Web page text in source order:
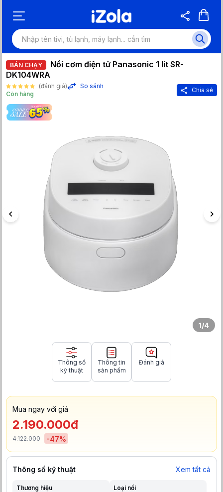
BÁN CHẠY
Nồi cơm điện tử Panasonic 1 lít SR-
DK104WRA
(đánh giá)
So sánh
Còn hàng
Chia sẻ
1/4
Thông số
kỹ thuật
Thông tin
sản phẩm
Đánh giá
Mua ngay với giá
2.190.000đ
4.122.000 -47%
Thông số kỹ thuật Xem tất cả
Thương hiệu
Loại nồi